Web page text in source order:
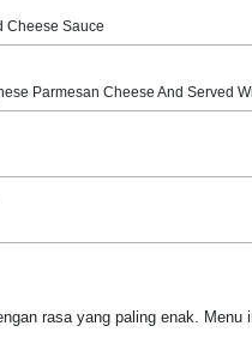
Cheese Sauce
Parmesan Cheese And Served
rasa yang paling enak.